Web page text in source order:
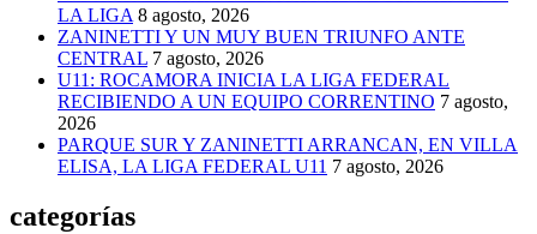
LA LIGA 8 agosto, 2026
ZANINETTI Y UN MUY BUEN TRIUNFO ANTE
CENTRAL 7 agosto, 2026
U11: ROCAMORA INICIA LA LIGA FEDERAL
RECIBIENDO A UN EQUIPO CORRENTINO 7 agosto,
2026
PARQUE SUR Y ZANINETTI ARRANCAN, EN VILLA
ELISA, LA LIGA FEDERAL U11 7 agosto, 2026
categorías